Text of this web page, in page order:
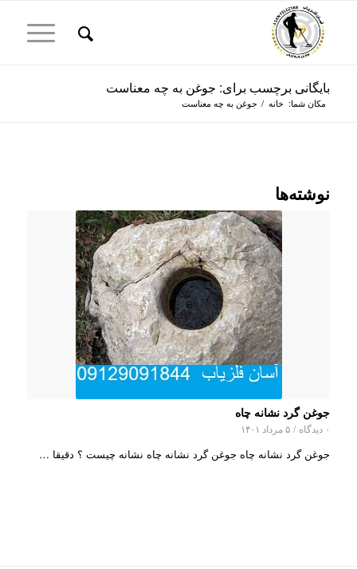
بایگانی برچسب برای: جوغن به چه معناست
مکان شما: خانه / جوغن به چه معناست
نوشته‌ها
جوغن گرد نشانه چاه
۰ دیدگاه / ۵ مرداد ۱۴۰۱
جوغن گرد نشانه چاه جوغن گرد نشانه چاه نشانه چیست ؟ دقیقا …